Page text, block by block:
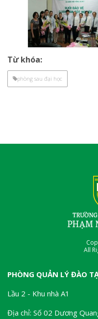
Từ khóa:
phòng sau đại học
All
PHÒNG QUẢN LÝ ĐÀO
Lầu 2 - Khu nhà A1
Địa chỉ: Số 02 Dương